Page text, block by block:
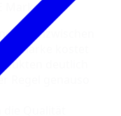
hat inzwischen
kostet
deutlich
Regel genauso